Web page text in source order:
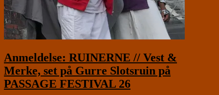
Anmeldelse: RUINERNE // Vest &
Merke, set på Gurre Slotsruin på
PASSAGE FESTIVAL 26